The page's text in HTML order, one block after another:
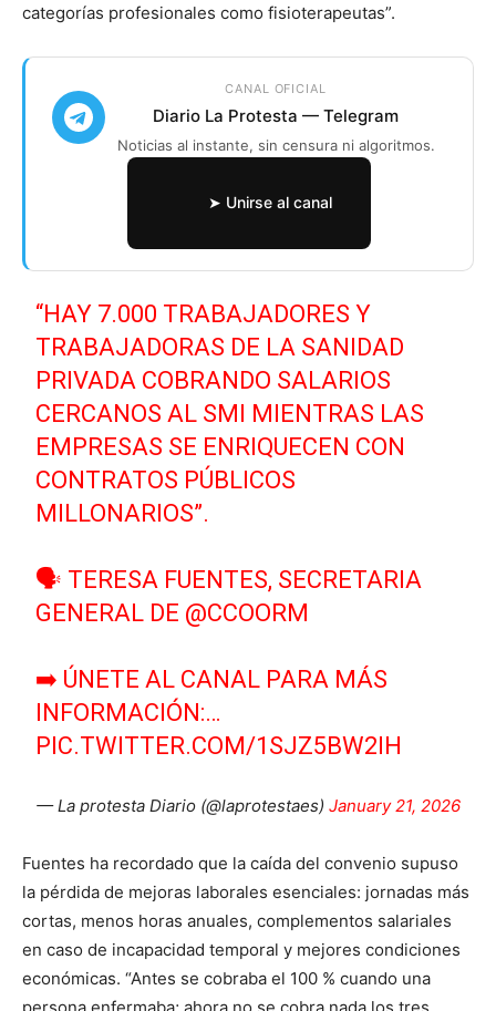
categorías profesionales como fisioterapeutas”.
CANAL OFICIAL
Diario La Protesta — Telegram
Noticias al instante, sin censura ni algoritmos.
➤ Unirse al canal
“HAY 7.000 TRABAJADORES Y
TRABAJADORAS DE LA SANIDAD
PRIVADA COBRANDO SALARIOS
CERCANOS AL SMI MIENTRAS LAS
EMPRESAS SE ENRIQUECEN CON
CONTRATOS PÚBLICOS
MILLONARIOS”.
🗣 TERESA FUENTES, SECRETARIA
GENERAL DE @CCOORM
➡️ ÚNETE AL CANAL PARA MÁS
INFORMACIÓN:…
PIC.TWITTER.COM/1SJZ5BW2IH
— La protesta Diario (@laprotestaes) January 21, 2026
Fuentes ha recordado que la caída del convenio supuso
la pérdida de mejoras laborales esenciales: jornadas más
cortas, menos horas anuales, complementos salariales
en caso de incapacidad temporal y mejores condiciones
económicas. “Antes se cobraba el 100 % cuando una